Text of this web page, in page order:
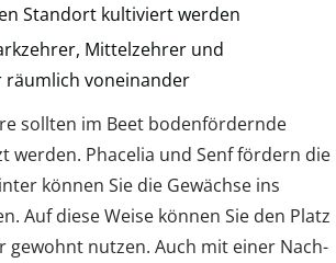
Standort kultiviert werden
Mittelzehrer und
räumlich voneinander
sollten im Beet bodenfördernde
werden. Phacelia und Senf fördern die
können Sie die Gewächse ins
Auf diese Weise können Sie den Platz
gewohnt nutzen. Auch mit einer Nach-